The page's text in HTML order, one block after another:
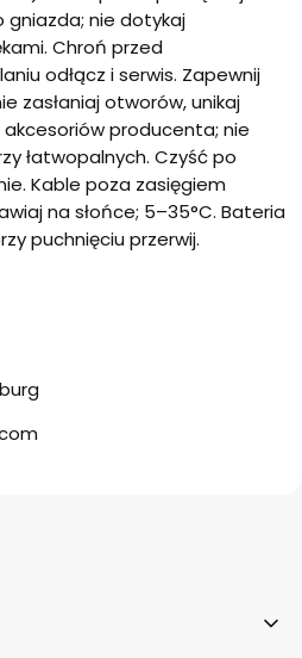
gniazda; nie dotykaj
Chroń przed
odłącz i serwis. Zapewnij
zasłaniaj otworów, unikaj
producenta; nie
łatwopalnych. Czyść po
Kable poza zasięgiem
na słońce; 5–35°C. Bateria
puchnięciu przerwij.